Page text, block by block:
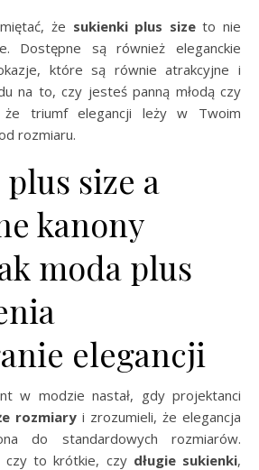
że sukienki plus sizeto nie
Dostępne są również eleganckie
które są równie atrakcyjne i
na to, czy jesteś panną młodą czy
że triumf elegancji leży w Twoim
rozmiaru.
size a
kanony
moda plus
elegancji
w modzie nastał, gdy projektanci
rozmiary i zrozumieli, że elegancja
do standardowych rozmiarów.
czy to krótkie, czy długie sukienki,